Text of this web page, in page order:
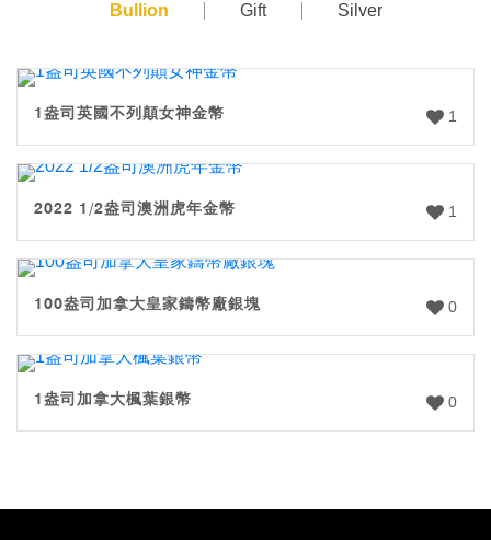
Bullion Gift Silver
1
1盎司英國不列顛女神金幣
1
2022 1/2盎司澳洲虎年金幣
0
100盎司加拿大皇家鑄幣廠銀塊
0
1盎司加拿大楓葉銀幣